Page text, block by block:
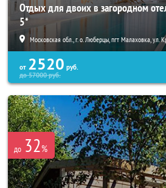
Отдых для двоих в загородном
5*
Московская обл., г. о. Люберцы, пгт Малаховка, ул.
от 2520 руб.
до57000руб.
до 32%